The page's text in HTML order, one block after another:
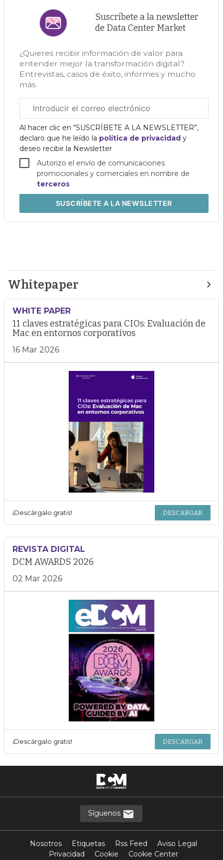
Suscríbete a la newsletter
de Data Center Market
¿Quieres recibir información de valor para
entender mejor la transformación digital?
Entrevistas, casos de éxito, informes y mucho
más.
electrónico
corporativo
Al hacer clic en “SUSCRÍBETE A LA NEWSLETTER”,
declaro que he leído la política de privacidad y
deseo recibir la Newsletter
Autorizo el envío de comunicaciones
promocionales y comerciales en nombre de
terceros
SUSCRÍBETEA LA NEWSLETTER
Whitepaper
WHITE PAPER
11 claves estratégicas para CIOs: Evaluación de
Mac en entornos corporativos
16 Mar 2026
¡Descárgalo gratis! DESCARGAR
REVISTA DIGITAL
DCM AWARDS 2026
02 Mar 2026
¡Descárgalo gratis! DESCARGAR
Síguenos
Nosotros Etiquetas Rss Feed
Aviso Legal
Privacidad
Cookie Cookie Center